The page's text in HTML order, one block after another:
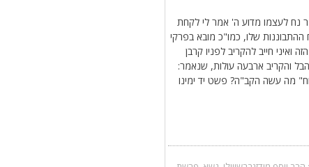
נח לעצמו מדוע ה' אמר לי לקחת
שלו, כמו"כ מובא בפרקי
ואיני חייב להקריב לפניו קרבן
והקריב ארבעה עולות, שנאמר:
מה עשה הקב"ה? פשט יד ימינו